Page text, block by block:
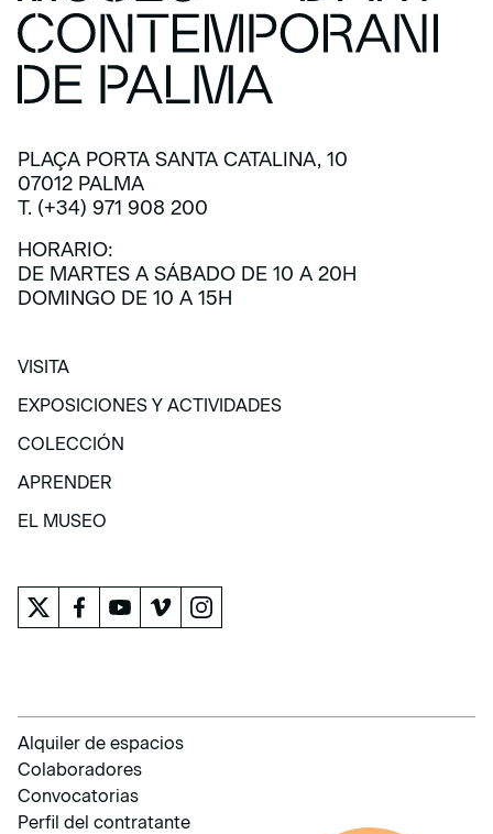
PLAÇA PORTA SANTA CATALINA, 10
07012 PALMA
T. (+34) 971 908 200
HORARIO:
DE MARTES A SÁBADO DE 10 A 20H
DOMINGO DE 10 A 15H
VISITA
VISITA
EXPOSICIONES Y ACTIVIDADES
EXPOSICIONES Y ACTIVIDADES
COLECCIÓN
COLECCIÓN
APRENDER
APRENDER
EL MUSEO
Alquiler de espacios
Colaboradores
Convocatorias
Perfil del contratante